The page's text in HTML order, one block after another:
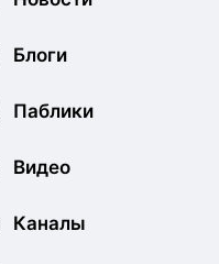
Блоги
Паблики
Видео
Каналы